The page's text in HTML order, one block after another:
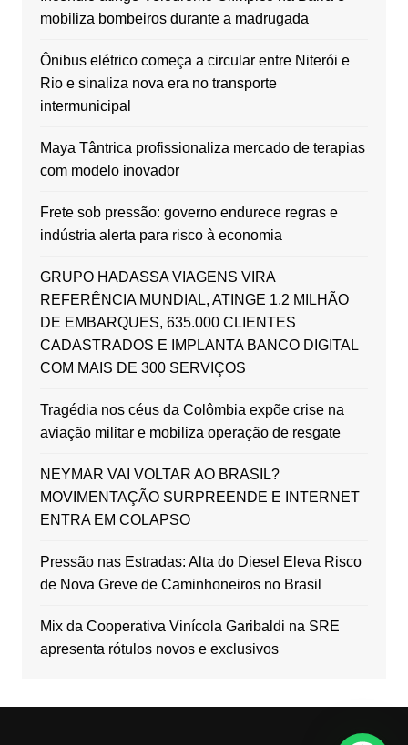
mobiliza bombeiros durante a madrugada
Ônibus elétrico começa a circular entre Niterói e
Rio e sinaliza nova era no transporte
intermunicipal
Maya Tântrica profissionaliza mercado de terapias
com modelo inovador
Frete sob pressão: governo endurece regras e
indústria alerta para risco à economia
GRUPO HADASSA VIAGENS VIRA
REFERÊNCIA MUNDIAL, ATINGE 1.2 MILHÃO
DE EMBARQUES, 635.000 CLIENTES
CADASTRADOS E IMPLANTA BANCO DIGITAL
COM MAIS DE 300 SERVIÇOS
Tragédia nos céus da Colômbia expõe crise na
aviação militar e mobiliza operação de resgate
NEYMAR VAI VOLTAR AO BRASIL?
MOVIMENTAÇÃO SURPREENDE E INTERNET
ENTRA EM COLAPSO
Pressão nas Estradas: Alta do Diesel Eleva Risco
de Nova Greve de Caminhoneiros no Brasil
Mix da Cooperativa Vinícola Garibaldi na SRE
apresenta rótulos novos e exclusivos